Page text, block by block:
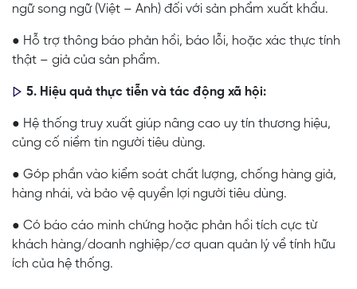
ngữ song ngữ (Việt – Anh) đối với sản phẩm xuất khẩu.
● Hỗ trợ thông báo phản hồi, báo lỗi, hoặc xác thực tính
thật – giả của sản phẩm.
5. Hiệu quả thực tiễn và tác động xã hội:
● Hệ thống truy xuất giúp nâng cao uy tín thương hiệu,
củng cố niềm tin người tiêu dùng.
● Góp phần vào kiểm soát chất lượng, chống hàng giả,
hàng nhái, và bảo vệ quyền lợi người tiêu dùng.
● Có báo cáo minh chứng hoặc phản hồi tích cực từ
khách hàng/doanh nghiệp/cơ quan quản lý về tính hữu
ích của hệ thống.